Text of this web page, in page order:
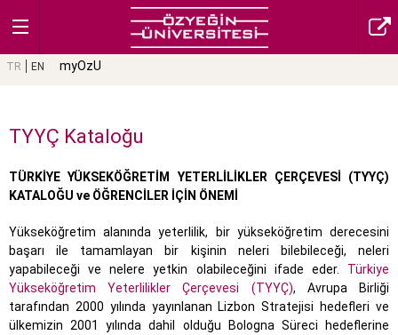
TR EN myOzU
TYYÇ Kataloğu
TÜRKİYE YÜKSEKÖĞRETİM YETERLİLİKLER ÇERÇEVESİ (TYYÇ)
KATALOĞU ve ÖĞRENCİLER İÇİN ÖNEMİ
Yükseköğretim alanında yeterlilik, bir yükseköğretim derecesini
başarı ile tamamlayan bir kişinin neleri bilebileceği, neleri
yapabileceği ve nelere yetkin olabileceğini ifade eder. Türkiye
Yükseköğretim Yeterlilikler Çerçevesi (TYYÇ), Avrupa Birliği
tarafından 2000 yılında yayınlanan Lizbon Stratejisi hedefleri ve
ülkemizin 2001 yılında dahil olduğu Bologna Süreci hedeflerine